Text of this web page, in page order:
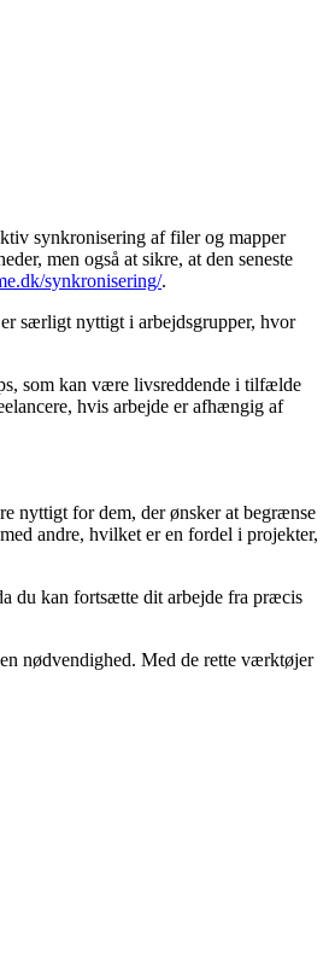
synkronisering af filer og mapper
men også at sikre, at den seneste
synkronisering/.
særligt nyttigt i arbejdsgrupper, hvor
som kan være livsreddende i tilfælde
hvis arbejde er afhængig af
nyttigt for dem, der ønsker at begrænse
andre, hvilket er en fordel i projekter,
du kan fortsætte dit arbejde fra præcis
nødvendighed. Med de rette værktøjer